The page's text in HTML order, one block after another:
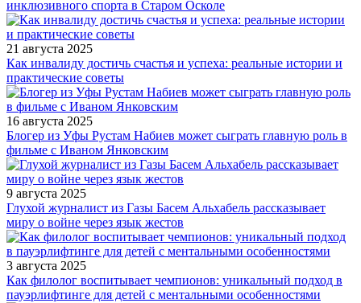
инклюзивного спорта в Старом Осколе
21 августа 2025
Как инвалиду достичь счастья и успеха: реальные истории и
практические советы
16 августа 2025
Блогер из Уфы Рустам Набиев может сыграть главную роль в
фильме с Иваном Янковским
9 августа 2025
Глухой журналист из Газы Басем Альхабель рассказывает
миру о войне через язык жестов
3 августа 2025
Как филолог воспитывает чемпионов: уникальный подход в
пауэрлифтинге для детей с ментальными особенностями